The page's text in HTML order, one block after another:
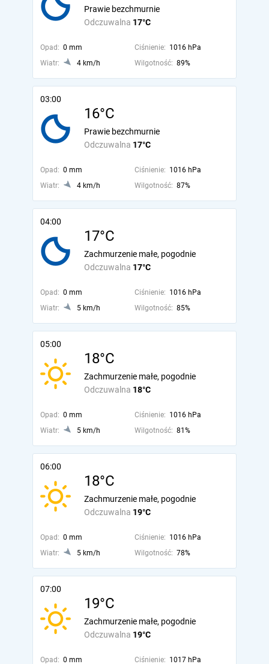
Odczuwalna 17°C
Prawie bezchmurnie
Opad: 0 mm Ciśnienie: 1016 hPa
Wiatr:
4 km/h Wilgotność: 89%
03:00
16°C
Odczuwalna 17°C
Prawie bezchmurnie
Opad: 0 mm Ciśnienie: 1016 hPa
Wiatr:
4 km/h Wilgotność: 87%
04:00
17°C
Odczuwalna 17°C
Zachmurzenie małe, pogodnie
Opad: 0 mm Ciśnienie: 1016 hPa
Wiatr:
5 km/h Wilgotność: 85%
05:00
18°C
Odczuwalna 18°C
Zachmurzenie małe, pogodnie
Opad: 0 mm Ciśnienie: 1016 hPa
Wiatr:
5 km/h Wilgotność: 81%
06:00
18°C
Odczuwalna 19°C
Zachmurzenie małe, pogodnie
Opad: 0 mm Ciśnienie: 1016 hPa
Wiatr:
5 km/h Wilgotność: 78%
07:00
19°C
Odczuwalna 19°C
Zachmurzenie małe, pogodnie
Opad: 0 mm Ciśnienie: 1017 hPa